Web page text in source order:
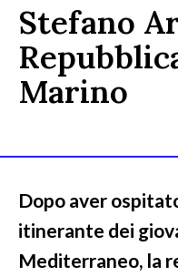
Stefano
Marino
Dopo aver
itinerante dei
Mediterraneo, la